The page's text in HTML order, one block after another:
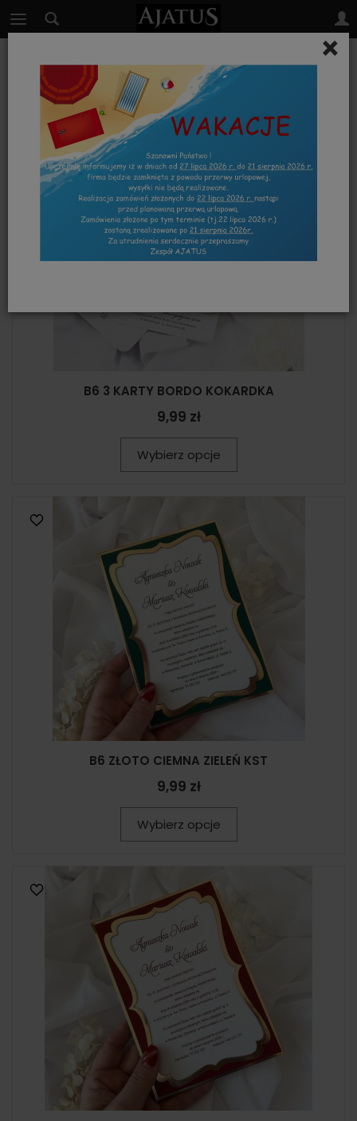
×
KLASYCZNE
B6 3 KARTY BORDO KOKARDKA
9,99 zł
Wybierz opcje
B6 ZŁOTO CIEMNA ZIELEŃ KST
9,99 zł
Wybierz opcje